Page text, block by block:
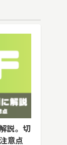
説。切
意点